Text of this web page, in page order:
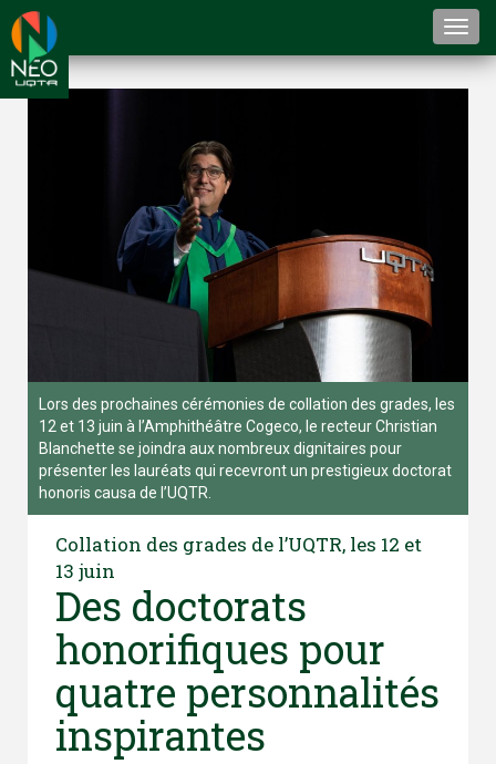
Lors des prochaines cérémonies de collation des grades, les
12 et 13 juin à l’Amphithéâtre Cogeco, le recteur Christian
Blanchette se joindra aux nombreux dignitaires pour
présenter les lauréats qui recevront un prestigieux doctorat
honoris causa de l’UQTR.
Collation des grades de l’UQTR, les 12 et
13 juin
Des doctorats
honorifiques pour
quatre personnalités
inspirantes